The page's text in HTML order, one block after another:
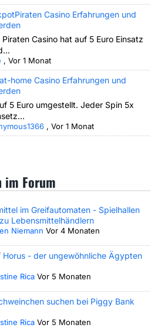
Casino Erfahrungen und
Casino hat auf 5 Euro Einsatz
,Vor 1 Monat
home Casino Erfahrungen und
5 Euro umgestellt. Jeder Spin 5x
,Vor 1 Monat
im Forum
im Greifautomaten - Spielhallen
Lebensmittelhändlern
Niemann Vor 4 Monaten
Horus - der ungewöhnliche Ägypten
Rica Vor 5 Monaten
suchen bei Piggy Bank
Rica Vor 5 Monaten